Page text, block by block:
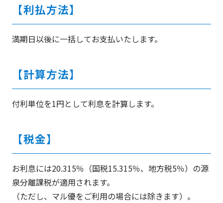
【利払方法】
満期日以後に一括してお支払いたします。
【計算方法】
付利単位を1円として利息を計算します。
【税金】
お利息には20.315％（国税15.315％、地方税5％）の源
泉分離課税が適用されます。
（ただし、マル優をご利用の場合には除きます）。